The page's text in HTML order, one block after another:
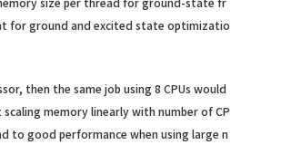
for ground and excited state optimizatio
then the same job using 8 CPUs would
memory linearly with number of CP
to good performance when using large n